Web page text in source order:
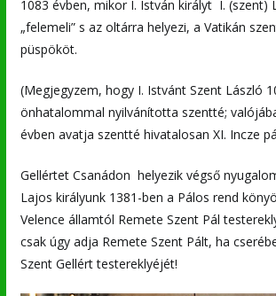
1083 évben, mikor I. István királyt I. (szent)
„felemeli” s az oltárra helyezi, a Vatikán
püspököt.
(Megjegyzem, hogy I. Istvánt Szent László
önhatalommal nyilvánította szentté;
évben avatja szentté hivatalosan XI. Incze
Gellértet Csanádon helyezik végső
Lajos királyunk 1381-ben a Pálos rend
Velence államtól Remete Szent Pál
csak úgy adja Remete Szent Pált, ha
Szent Gellért testereklyéjét!